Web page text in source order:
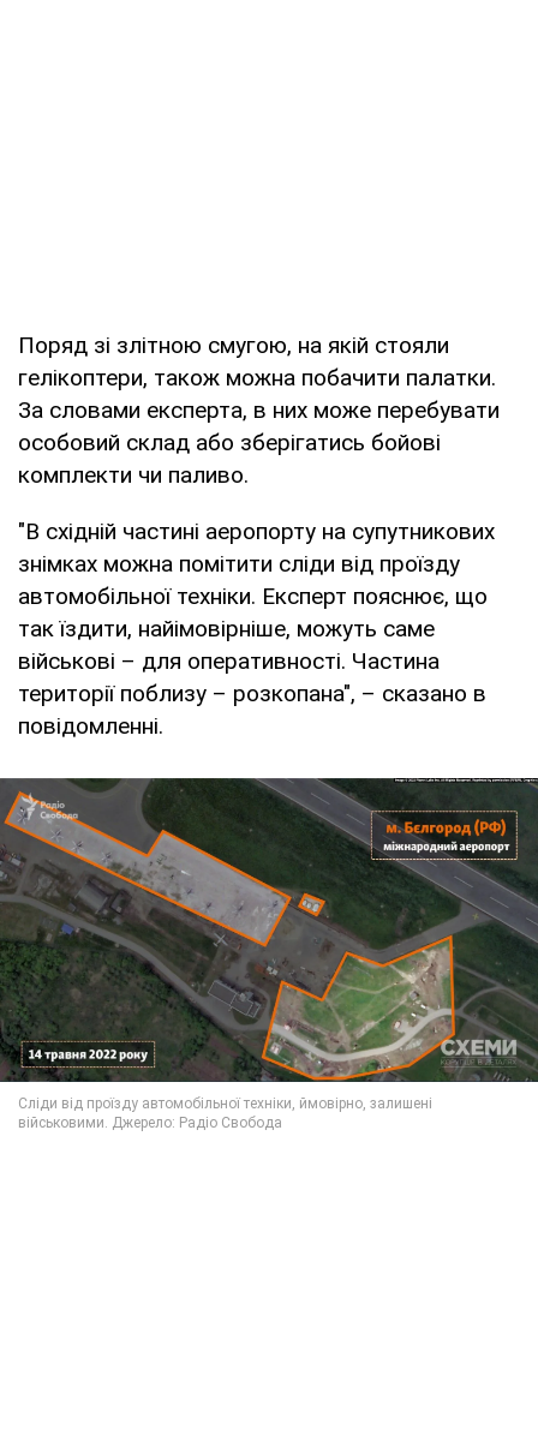
Поряд зі злітною смугою, на якій стояли
гелікоптери, також можна побачити палатки.
За словами експерта, в них може перебувати
особовий склад або зберігатись бойові
комплекти чи паливо.
"В східній частині аеропорту на супутникових
знімках можна помітити сліди від проїзду
автомобільної техніки. Експерт пояснює, що
так їздити, найімовірніше, можуть саме
військові – для оперативності. Частина
території поблизу – розкопана", – сказано в
повідомленні.